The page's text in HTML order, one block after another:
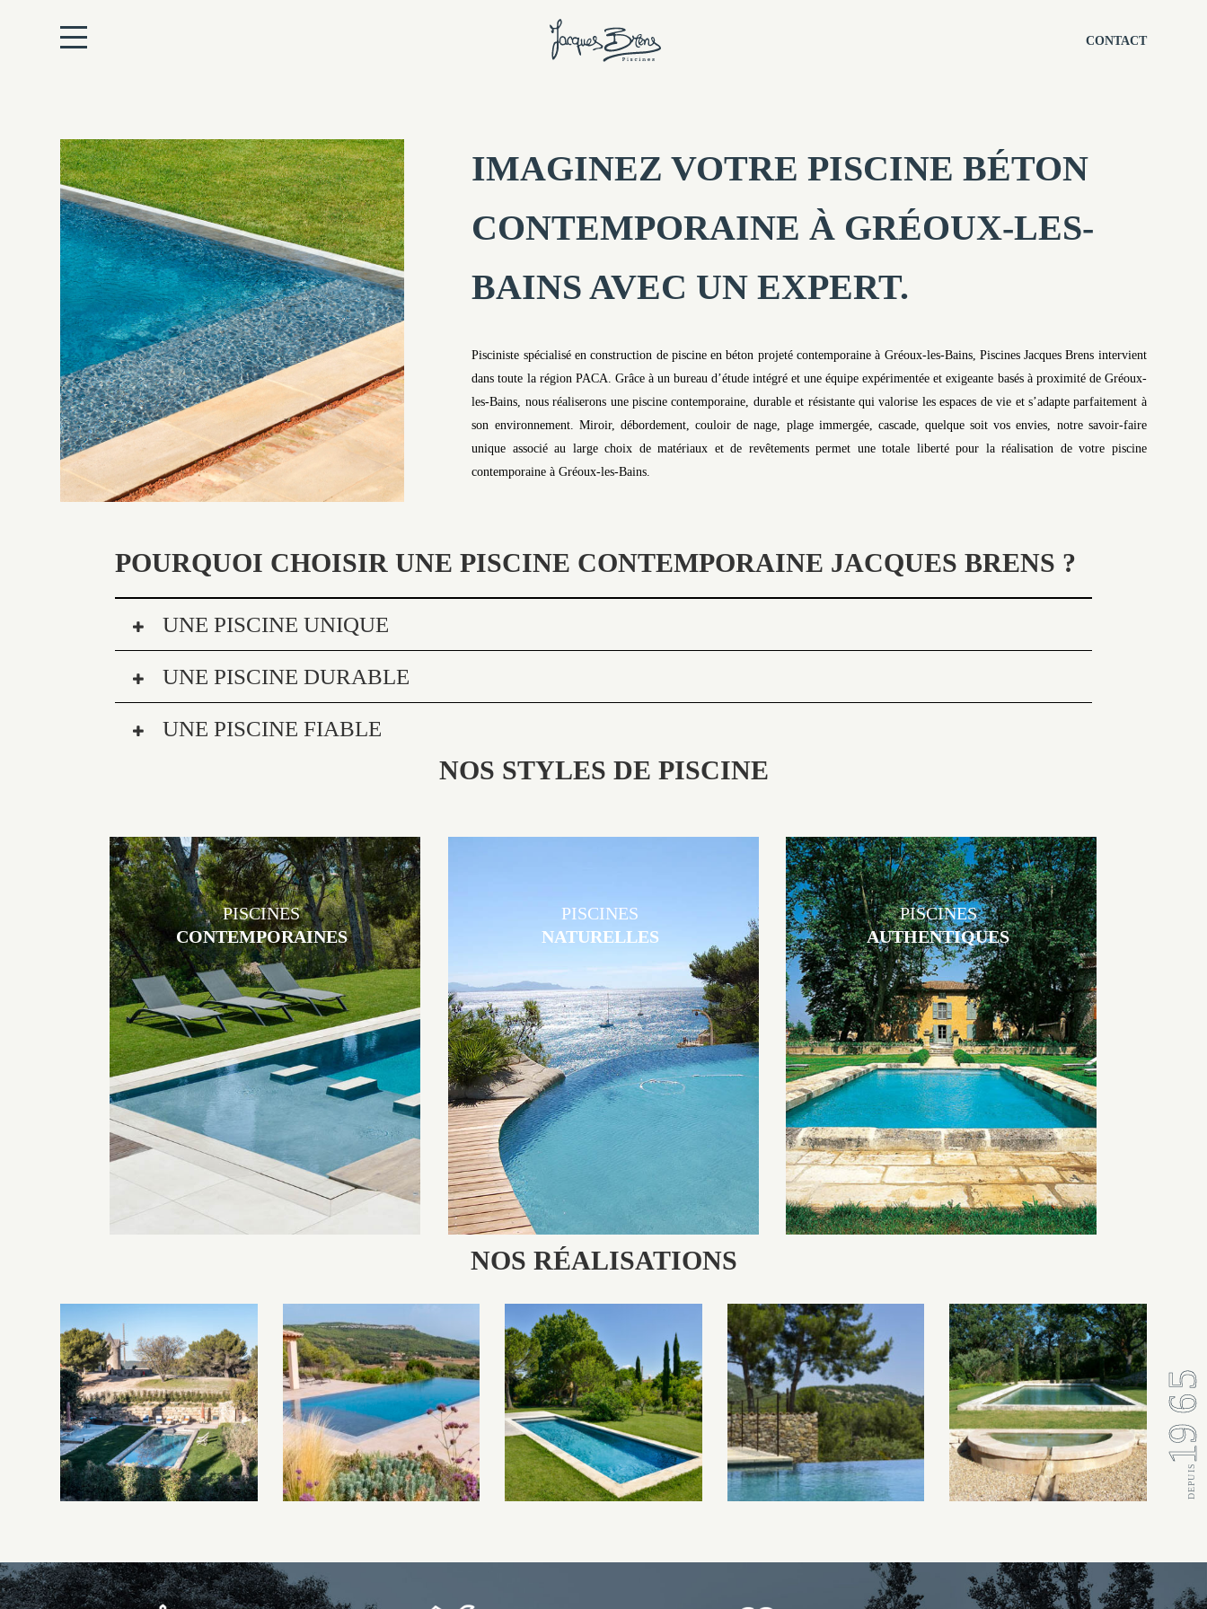
CONTACT
IMAGINEZ VOTRE PISCINE BÉTON
CONTEMPORAINE À GRÉOUX-LES-
BAINS AVEC UN EXPERT.
Pisciniste spécialisé en construction de piscine en béton projeté contemporaine à Gréoux-les-Bains, Piscines Jacques Brens intervient
dans toute la région PACA. Grâce à un bureau d’étude intégré et une équipe expérimentée et exigeante basés à proximité de Gréoux-
les-Bains, nous réaliserons une piscine contemporaine, durable et résistante qui valorise les espaces de vie et s’adapte parfaitement à
son environnement. Miroir, débordement, couloir de nage, plage immergée, cascade, quelque soit vos envies, notre savoir-faire
unique associé au large choix de matériaux et de revêtements permet une totale liberté pour la réalisation de votre piscine
contemporaine à Gréoux-les-Bains.
POURQUOI CHOISIR UNE PISCINE CONTEMPORAINE JACQUES BRENS ?
UNE PISCINE UNIQUE
UNE PISCINE DURABLE
UNE PISCINE FIABLE
NOS STYLES DE PISCINE
Les piscines en béton contemporaines Jacques Brens sont uniques
grâce au large choix de matériaux et de revêtements et les
nombreuses options disponibles, miroir, couloir de nage, plage
immergée, débordement.
PISCINES
CONTEMPORAINES
Les piscines en béton naturelles Jacques Brens sont originales, elles
s’intègrent parfaitement à leur environnement grâce à un jeu de
volume et de matière sur-mesure conçu par notre bureau d’étude
spécialisé.
PISCINES
NATURELLES
Les piscines en béton authentiques Jacques Brens se démarquent par
la noblesse des matériaux
utilisés pour garder un aspect ancien, retrouver une patine naturelle
ou créer un ornement de pierres de taille.
PISCINES
AUTHENTIQUES
NOS RÉALISATIONS